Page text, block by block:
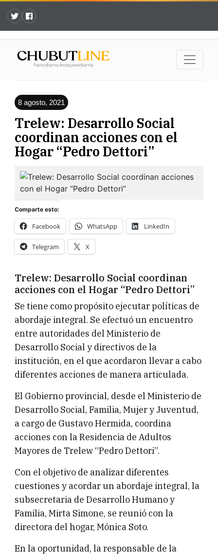
8 agosto, 2021
Trelew: Desarrollo Social
coordinan acciones con el
Hogar “Pedro Dettori”
Comparte esto:
Facebook WhatsApp LinkedIn
Telegram X
Trelew: Desarrollo Social coordinan
acciones con el Hogar “Pedro Dettori”
Se tiene como propósito ejecutar políticas de
abordaje integral. Se efectuó un encuentro
entre autoridades del Ministerio de
Desarrollo Social y directivos de la
institución, en el que acordaron llevar a cabo
diferentes acciones de manera articulada.
El Gobierno provincial, desde el Ministerio de
Desarrollo Social, Familia, Mujer y Juventud,
a cargo de Gustavo Hermida, coordina
acciones con la Residencia de Adultos
Mayores de Trelew “Pedro Dettori”.
Con el objetivo de analizar diferentes
cuestiones y acordar un abordaje integral, la
subsecretaria de Desarrollo Humano y
Familia, Mirta Simone, se reunió con la
directora del hogar, Mónica Soto.
En la oportunidad, la responsable de la